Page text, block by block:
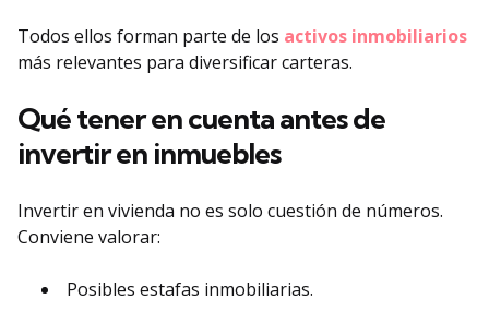
Todos ellos forman parte de los activos inmobiliarios
más relevantes para diversificar carteras.
Qué tener en cuenta antes de
invertir en inmuebles
Invertir en vivienda no es solo cuestión de números.
Conviene valorar:
Posibles estafas inmobiliarias.